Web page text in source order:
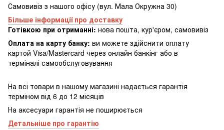
Самовивіз з нашого офісу (вул. Мала Окружна 30)
Більше інформації про доставку
Готівкою при отриманні: нова пошта, кур'єром, самовивіз
Оплата на карту банку: ви можете здійснити оплату
картой Visa/Mastercard через онлайн банкінг або в
терміналі самообслуговування
На всі товари в нашому магазині надається гарантія
терміном від 6 до 12 місяців
На аксесуари гарантія не поширюється
Детальніше про гарантію